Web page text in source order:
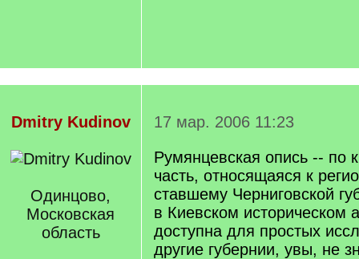
Dmitry Kudinov
Одинцово,
Московская
область
17 мар. 2006 11:23
Румянцевская опись -- по
часть, относящаяся к
ставшему Черниговской
в Киевском историческом
доступна для простых
другие губернии, увы, не